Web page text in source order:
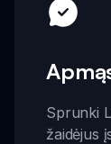
Sprunki
žaidėjus